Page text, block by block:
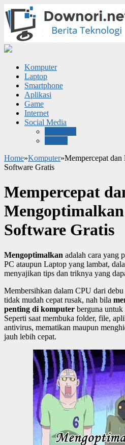
Komputer
Laptop
Smartphone
Aplikasi
Game
Internet
Social Media
Home»Komputer»Mempercepat
Software Gratis
Mempercepat
Software Gratis
Mengoptimalkan adalah cara yang
PC ataupun Laptop yang lambat,
menyajikan tips dan triknya yang
Membersihkan dalam CPU dari
tidak mudah cepat rusak, nah bila
penting di komputer berguna untuk
Seperti saat membuka folder, file,
antivirus, mematikan maupun
jauh lebih cepat.